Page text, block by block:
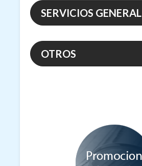
SERVICIOS GENERAL
OTROS